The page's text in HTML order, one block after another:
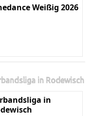
Weißig 2026
in Rodewisch
in